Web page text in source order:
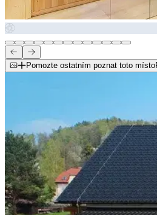
Pomozte ostatním poznat toto místo